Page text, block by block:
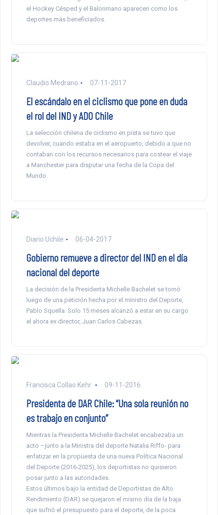
el Hockey Césped y el Balonmano aparecen como los
deportes más beneficiados.
Claudio Medrano 07-11-2017
El escándalo en el ciclismo que pone en duda
el rol del IND y ADO Chile
La selección chilena de ciclismo en pista se tuvo que
devolver, cuando estaba en el aeropuerto, debido a que no
contaban con los recursos necesarios para costear el viaje
a Manchester para disputar una fecha de la Copa del
Mundo.
Diario Uchile 06-04-2017
Gobierno remueve a director del IND en el día
nacional del deporte
La decisión de la Presidenta Michelle Bachelet se tomó
luego de una petición hecha por el ministro del Deporte,
Pablo Squella. Solo 15 meses alcanzó a estar en su cargo
el ahora ex director, Juan Carlos Cabezas.
Francisca Collao Kehr 09-11-2016
Presidenta de DAR Chile: “Una sola reunión no
es trabajo en conjunto”
Mientras la Presidenta Michelle Bachelet encabezaba un
acto –junto a la Ministra del deporte Natalia Riffo- para
enfatizar en la propuesta de una nueva Política Nacional
del Deporte (2016-2025), los deportistas no quisieron
posar junto a las autoridades.
Estos últimos bajo la entidad de Deportistas de Alto
Rendimiento (DAR) se quejaron el mismo día de la baja
que sufrió el presupuesto para el deporte, de la poca